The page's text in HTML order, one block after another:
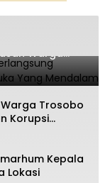
Warga
Trosobo
Korupsi
Kepala
Lokasi